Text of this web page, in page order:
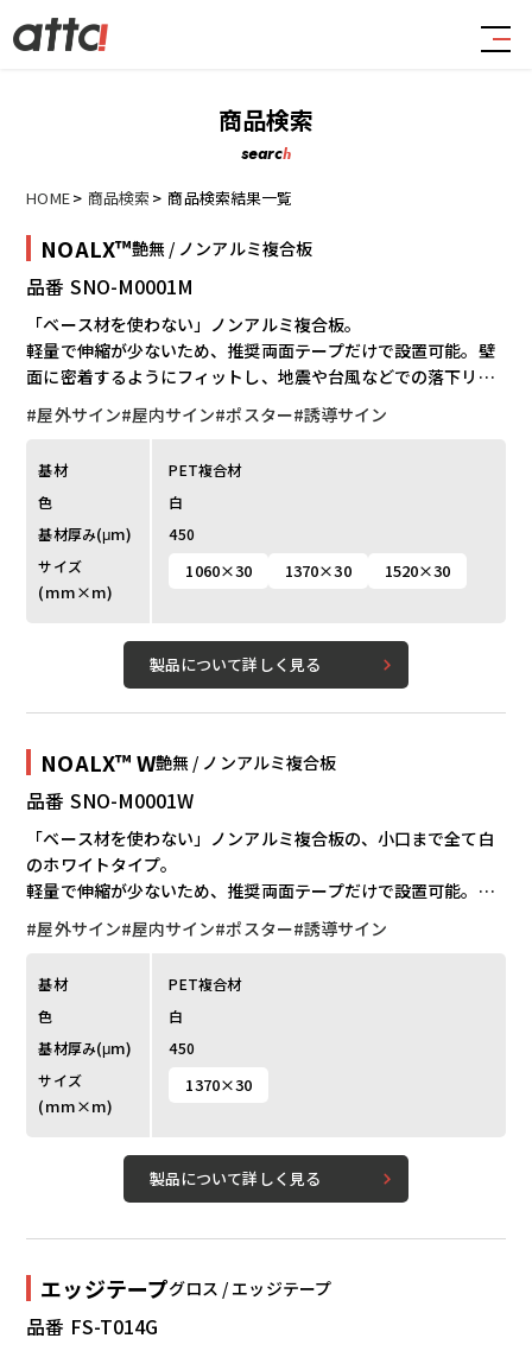
商品検索
search
HOME
商品検索 商品検索結果一覧
NOALX™艶無 / ノンアルミ複合板
品番 SNO-M0001M
「ベース材を使わない」ノンアルミ複合板。
軽量で伸縮が少ないため、推奨両面テープだけで設置可能。壁
面に密着するようにフィットし、地震や台風などでの落下リス
クが大幅に軽減されます。
下地材、メディアが不要で貼り手間なしのため、施工時間やゴ
で、梱包や運搬も簡単。
高強度で、最長30mまで継ぎ目のない美しい長尺サインが可
能。
#屋外サイン#屋内サイン#ポスター#誘導サイン
基材
PET複合材
色
白
基材厚み(μm)
450
サイズ
(mm×m)
1060×30 1370×30 1520×30
製品について詳しく見る
NOALX™ W艶無 / ノンアルミ複合板
品番 SNO-M0001W
「ベース材を使わない」ノンアルミ複合板の、小口まで全て白
のホワイトタイプ。
軽量で伸縮が少ないため、推奨両面テープだけで設置可能。壁
面に密着するようにフィットし、地震や台風などでの落下リス
クが大幅に軽減されます。
ミを大幅に削減。破損リスクが少なく、小さく丸めて運べるの
で、梱包や運搬も簡単。
高強度で、最長30mまで継ぎ目のない美しい長尺サインが可
能。
#屋外サイン#屋内サイン#ポスター#誘導サイン
基材
PET複合材
色
白
基材厚み(μm)
450
サイズ
(mm×m)
1370×30
製品について詳しく見る
エッジテープグロス / エッジテープ
品番 FS-T014G